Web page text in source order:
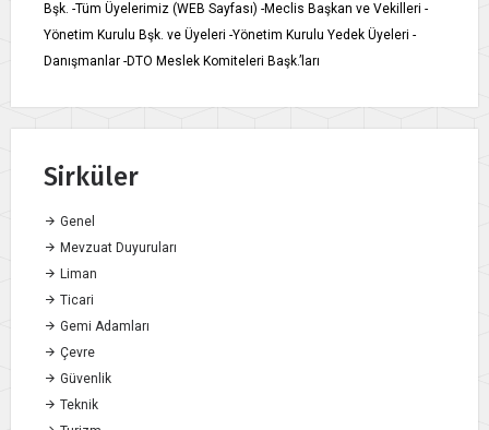
Bşk. -Tüm Üyelerimiz (WEB Sayfası) -Meclis Başkan ve Vekilleri -
Yönetim Kurulu Bşk. ve Üyeleri -Yönetim Kurulu Yedek Üyeleri -
Danışmanlar -DTO Meslek Komiteleri Başk.’ları
Sirküler
Genel
Mevzuat Duyuruları
Liman
Ticari
Gemi Adamları
Çevre
Güvenlik
Teknik